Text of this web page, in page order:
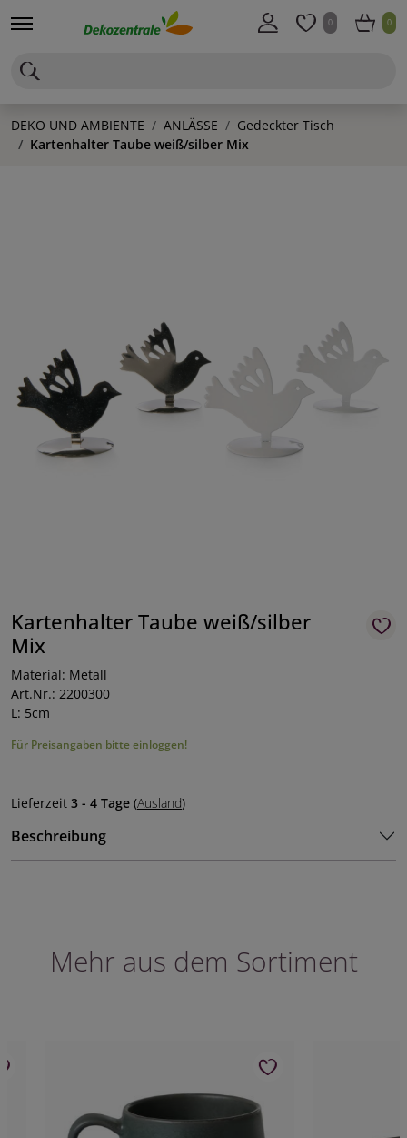
0 0
DEKO UND AMBIENTE ANLÄSSE
Gedeckter Tisch
Kartenhalter Taube weiß/silber Mix
Kartenhalter Taube weiß/silber
Mix
Material: Metall
Art.Nr.: 2200300
L: 5cm
Für Preisangaben bitte einloggen!
Lieferzeit 3 - 4 Tage (Ausland)
Beschreibung
Mehr aus dem Sortiment